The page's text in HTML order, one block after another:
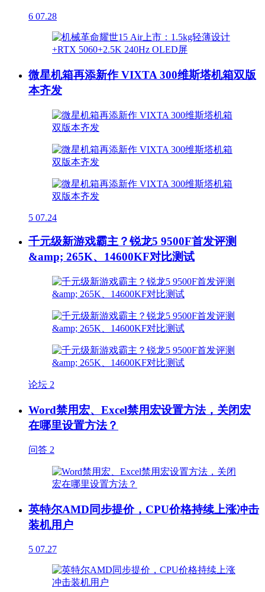
6 07.28
微星机箱再添新作 VIXTA 300维斯塔机箱双版
本齐发
5 07.24
千元级新游戏霸主？锐龙5 9500F首发评测
&amp; 265K、14600KF对比测试
论坛 2
Word禁用宏、Excel禁用宏设置方法，关闭宏
在哪里设置方法？
问答 2
英特尔AMD同步提价，CPU价格持续上涨冲击
装机用户
5 07.27